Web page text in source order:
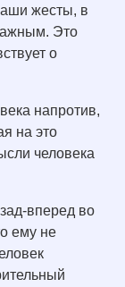
жесты, в
Это
о
напротив,
на это
человека
вперед во
ему не